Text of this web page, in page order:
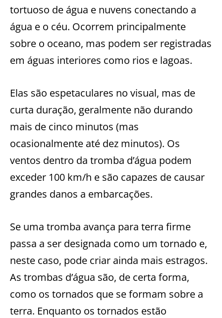
tortuoso de água e nuvens conectando a
água e o céu. Ocorrem principalmente
sobre o oceano, mas podem ser registradas
em águas interiores como rios e lagoas.
Elas são espetaculares no visual, mas de
curta duração, geralmente não durando
mais de cinco minutos (mas
ocasionalmente até dez minutos). Os
ventos dentro da tromba d’água podem
exceder 100 km/h e são capazes de causar
grandes danos a embarcações.
Se uma tromba avança para terra firme
passa a ser designada como um tornado e,
neste caso, pode criar ainda mais estragos.
As trombas d’água são, de certa forma,
como os tornados que se formam sobre a
terra. Enquanto os tornados estão